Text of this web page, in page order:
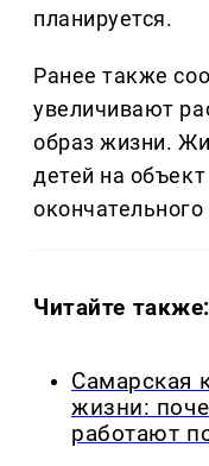
планируется.
Ранее также
увеличивают
образ жизни.
детей на
Читайте также:
Самарская
жизни:
работают